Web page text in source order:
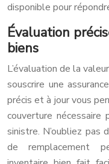
disponible pour
Évaluation
biens
L’évaluation de la
souscrire une
précis et à jour vous
couverture nécessaire
sinistre. N’oubliez pas
de remplacement